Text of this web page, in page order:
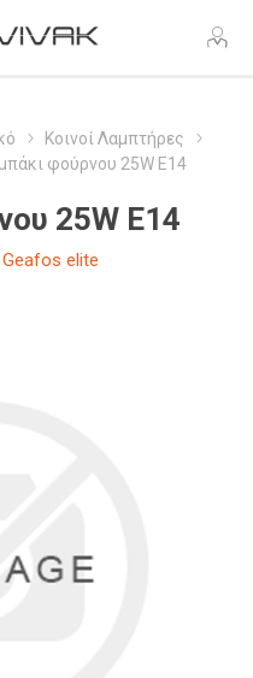
Κοινοί Λαμπτήρες
φούρνου 25W E14
25W E14
Geafos elite